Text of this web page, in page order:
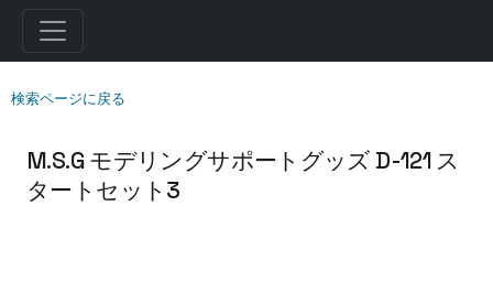
検索ページに戻る
M.S.G モデリングサポートグッズ D-121 ス
タートセット3